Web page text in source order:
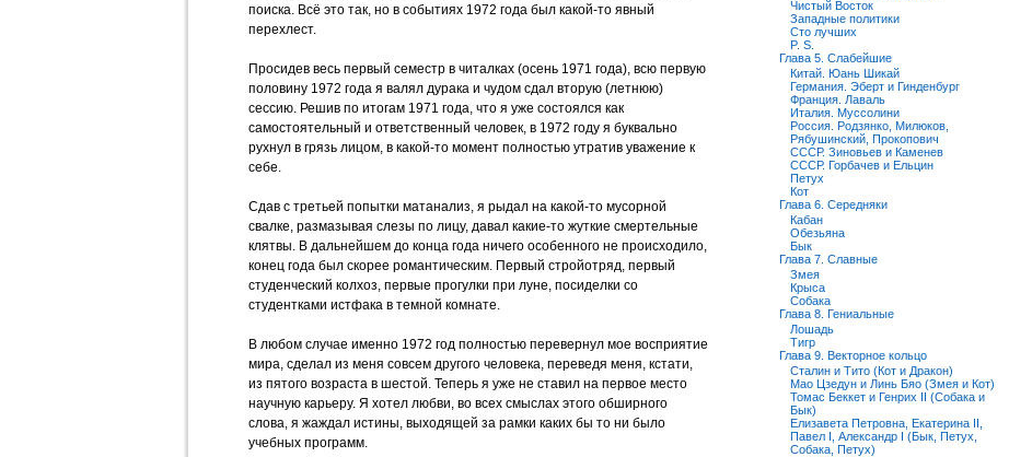
поиска. Всё это так, но в событиях 1972 года был какой-то явный
перехлест.
Просидев весь первый семестр в читалках (осень 1971 года), всю первую
половину 1972 года я валял дурака и чудом сдал вторую (летнюю)
сессию. Решив по итогам 1971 года, что я уже состоялся как
самостоятельный и ответственный человек, в 1972 году я буквально
рухнул в грязь лицом, в какой-то момент полностью утратив уважение к
себе.
Сдав с третьей попытки матанализ, я рыдал на какой-то мусорной
свалке, размазывая слезы по лицу, давал какие-то жуткие смертельные
клятвы. В дальнейшем до конца года ничего особенного не происходило,
конец года был скорее романтическим. Первый стройотряд, первый
студенческий колхоз, первые прогулки при луне, посиделки со
студентками истфака в темной комнате.
В любом случае именно 1972 год полностью перевернул мое восприятие
мира, сделал из меня совсем другого человека, переведя меня, кстати,
из пятого возраста в шестой. Теперь я уже не ставил на первое место
научную карьеру. Я хотел любви, во всех смыслах этого обширного
слова, я жаждал истины, выходящей за рамки каких бы то ни было
учебных программ.
Чистый Восток
Западные политики
Сто лучших
P. S.
Глава 5. Слабейшие
Китай. Юань Шикай
Германия. Эберт и Гинденбург
Франция. Лаваль
Италия. Муссолини
Россия. Родзянко, Милюков,
Рябушинский, Прокопович
СССР. Зиновьев и Каменев
СССР. Горбачев и Ельцин
Петух
Кот
Глава 6. Середняки
Кабан
Обезьяна
Бык
Глава 7. Славные
Змея
Крыса
Собака
Глава 8. Гениальные
Лошадь
Тигр
Глава 9. Векторное кольцо
Сталин и Тито (Кот и Дракон)
Мао Цзедун и Линь Бяо (Змея и Кот)
Томас Беккет и Генрих II (Собака и
Бык)
Елизавета Петровна, Екатерина II,
Павел I, Александр I (Бык, Петух,
Собака, Петух)